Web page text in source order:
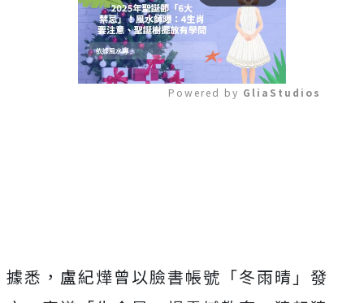
Powered by GliaStudios
據悉，盧紀燁曾以臉書帳號「冬雨晴」發